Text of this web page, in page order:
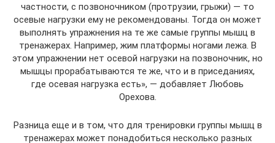
частности, с позвоночником (протрузии, грыжи) — то
осевые нагрузки ему не рекомендованы. Тогда он может
выполнять упражнения на те же самые группы мышц в
тренажерах. Например, жим платформы ногами лежа. В
этом упражнении нет осевой нагрузки на позвоночник, но
мышцы прорабатываются те же, что и в приседаниях,
где осевая нагрузка есть», — добавляет Любовь
Орехова.
Разница еще и в том, что для тренировки группы мышц в
тренажерах может понадобиться несколько разных